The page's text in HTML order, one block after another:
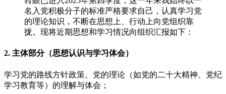
名入党积极分子的标准严格要求自己，认真学习党
的理论知识，不断在思想上、行动上向党组织靠
拢。现将近期思想和学习情况向组织汇报如下：
2. 主体部分（思想认识与学习体会）
学习党的路线方针政策、党的理论（如党的二十大精神、党纪
学习教育等）的理解与体会；